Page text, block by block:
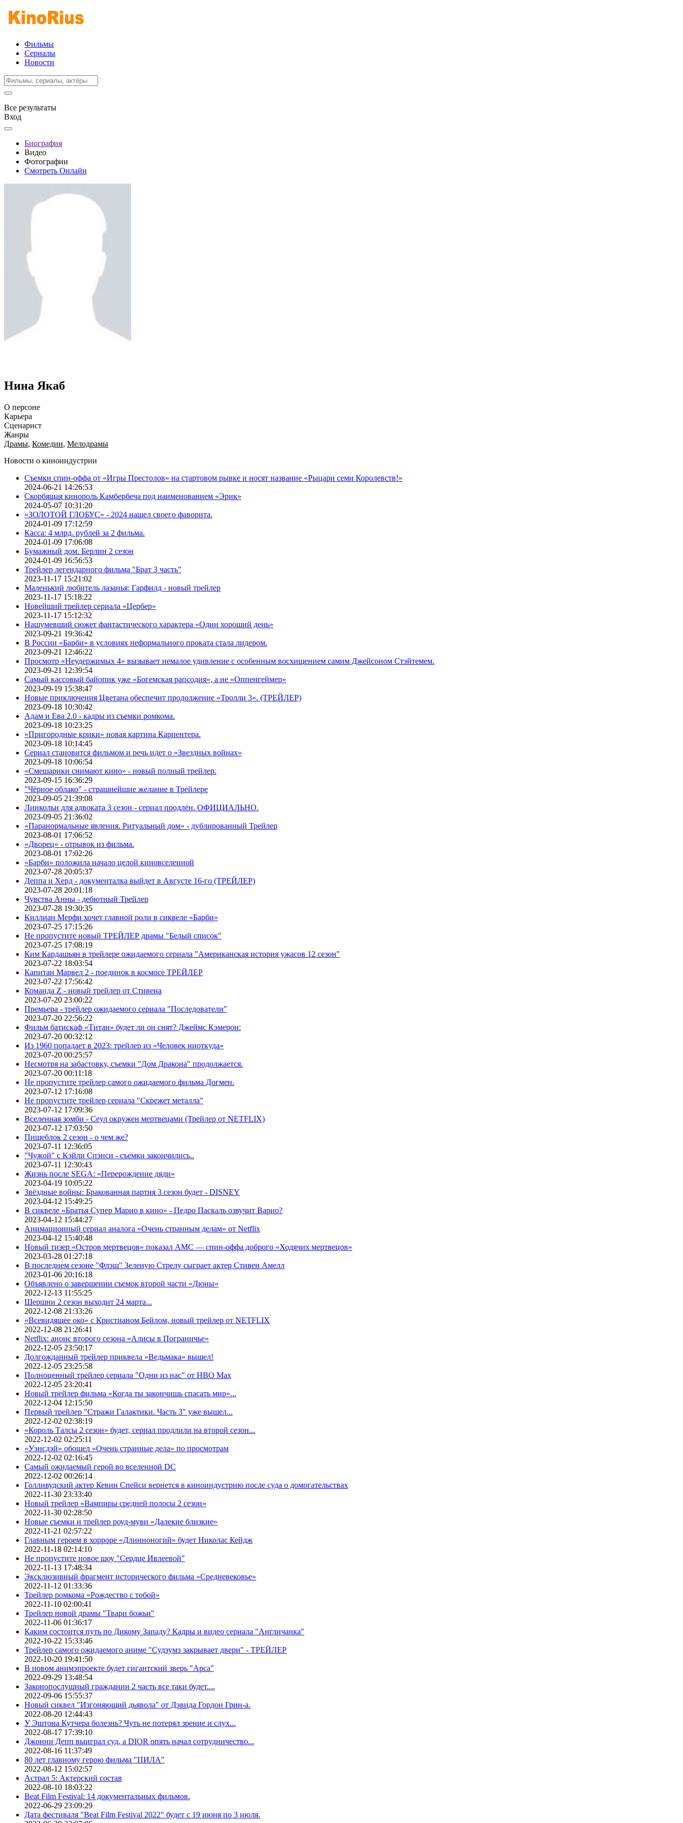
Фильмы
Сериалы
Новости
Все результаты
Вход
Биография
Видео
Фотографии
Смотреть Онлайн
Нина Якаб
О персоне
Карьера
Сценарист
Жанры
Драмы, Комедии, Мелодрамы
Новости о киноиндустрии
Съемки спин-оффа от «Игры Престолов» на стартовом рывке и носят название «Рыцари семи Королевств!»
2024-06-21 14:26:53
Скорбящая кинороль Камбербеча под наименованием «Эрик»
2024-05-07 10:31:20
«ЗОЛОТОЙ ГЛОБУС» - 2024 нашел своего фаворита.
2024-01-09 17:12:59
Касса: 4 млрд. рублей за 2 фильма.
2024-01-09 17:06:08
Бумажный дом. Берлин 2 сезон
2024-01-09 16:56:53
Трейлер легендарного фильма "Брат 3 часть"
2023-11-17 15:21:02
Маленький любитель лазанья: Гарфилд - новый трейлер
2023-11-17 15:18:22
Новейший трейлер сериала «Цербер»
2023-11-17 15:12:32
Нашумевший сюжет фантастического характера «Один хороший день»
2023-09-21 19:36:42
В России «Барби» в условиях неформального проката стала лидером.
2023-09-21 12:46:22
Просмотр «Неудержимых 4» вызывает немалое удивление с особенным восхищением самим Джейсоном Стэйтемем.
2023-09-21 12:39:54
Самый кассовый байопик уже «Богемская рапсодия», а не «Оппенгеймер»
2023-09-19 15:38:47
Новые приключения Цветана обеспечит продолжение «Тролли 3». (ТРЕЙЛЕР)
2023-09-18 10:30:42
Адам и Ева 2.0 - кадры из съемки ромкома.
2023-09-18 10:23:25
«Пригородные крики» новая картина Карпентера.
2023-09-18 10:14:45
Сериал становится фильмом и речь идет о «Звездных войнах»
2023-09-18 10:06:54
«Смешарики снимают кино» - новый полный трейлер.
2023-09-15 16:36:29
"Чёрное облако" - страшнейшие желание в Трейлере
2023-09-05 21:39:08
Линкольн для адвоката 3 сезон - сериал продлён. ОФИЦИАЛЬНО.
2023-09-05 21:36:02
«Паранормальные явления. Ритуальный дом» - дублированный Трейлер
2023-08-01 17:06:52
«Дворец» - отрывок из фильма.
2023-08-01 17:02:26
«Барби» положила начало целой киновселенной
2023-07-28 20:05:37
Деппа и Херд - документалка выйдет в Августе 16-го (ТРЕЙЛЕР)
2023-07-28 20:01:18
Чувства Анны - дебютный Трейлер
2023-07-28 19:30:35
Киллиан Мерфи хочет главной роли в сиквеле «Барби»
2023-07-25 17:15:26
Не пропустите новый ТРЕЙЛЕР драмы "Белый список"
2023-07-25 17:08:19
Ким Кардашьян в трейлере ожидаемого сериала "Американская история ужасов 12 сезон"
2023-07-22 18:03:54
Капитан Марвел 2 - поединок в космосе ТРЕЙЛЕР
2023-07-22 17:56:42
Команда Z - новый трейлер от Стивена
2023-07-20 23:00:22
Премьера - трейлер ожидаемого сериала "Последователи"
2023-07-20 22:56:22
Фильм батискаф «Титан» будет ли он снят? Джеймс Кэмерон:
2023-07-20 00:32:12
Из 1960 попадает в 2023: трейлер из «Человек ниоткуда»
2023-07-20 00:25:57
Несмотря на забастовку, съемки "Дом Дракона" продолжается.
2023-07-20 00:11:18
Не пропустите трейлер самого ожидаемого фильма Догмен.
2023-07-12 17:16:08
Не пропустите трейлер сериала "Скрежет металла"
2023-07-12 17:09:36
Вселенная зомби - Сеул окружен мертвецами (Трейлер от NETFLIX)
2023-07-12 17:03:50
Пищеблок 2 сезон - о чем же?
2023-07-11 12:36:05
"Чужой" с Кэйли Спэнси - съемки закончились..
2023-07-11 12:30:43
Жизнь после SEGA: «Перерождение дяди»
2023-04-19 10:05:22
Звёздные войны: Бракованная партия 3 сезон будет - DISNEY
2023-04-12 15:49:25
В сиквеле «Братья Супер Марио в кино» - Педро Паскаль озвучит Варио?
2023-04-12 15:44:27
Анимационный сериал аналога «Очень странным делам» от Netflix
2023-04-12 15:40:48
Новый тизер «Остров мертвецов» показал АМС — спин-оффа доброго «Ходячих мертвецов»
2023-03-28 01:27:18
В последнем сезоне "Флэш" Зеленую Стрелу сыграет актер Стивен Амелл
2023-01-06 20:16:18
Объявлено о завершении съемок второй части «Дюны»
2022-12-13 11:55:25
Шершни 2 сезон выходит 24 марта...
2022-12-08 21:33:26
«Всевидящее око» с Кристианом Бейлом, новый трейлер от NETFLIX
2022-12-08 21:26:41
Netflix: анонс второго сезона «Алисы в Пограничье»
2022-12-05 23:50:17
Долгожданный трейлер приквела «Ведьмака» вышел!
2022-12-05 23:25:58
Полноценный трейлер сериала "Одни из нас" от HBO Max
2022-12-05 23:20:41
Новый трейлер фильма «Когда ты закончишь спасать мир»...
2022-12-04 12:15:50
Первый трейлер "Стражи Галактики. Часть 3" уже вышел...
2022-12-02 02:38:19
«Король Талсы 2 сезон» будет, сериал продлили на второй сезон...
2022-12-02 02:25:11
«Уэнсдэй» обошел «Очень странные дела» по просмотрам
2022-12-02 02:16:45
Самый ожидаемый герой во вселенной DC
2022-12-02 00:26:14
Голливудский актер Кевин Спейси вернется в киноиндустрию после суда о домогательствах
2022-11-30 23:33:40
Новый трейлер «Вампиры средней полосы 2 сезон»
2022-11-30 02:28:50
Новые съемки и трейлер роуд-муви «Далекие близкие»
2022-11-21 02:57:22
Главным героем в хорроре «Длинноногий» будет Николас Кейдж
2022-11-18 02:14:10
Не пропустите новое шоу "Сердце Ивлеевой"
2022-11-13 17:48:34
Эксклюзивный фрагмент исторического фильма «Средневековье»
2022-11-12 01:33:36
Трейлер ромкома «Рождество с тобой»
2022-11-10 02:00:41
Трейлер новой драмы "Твари божьи"
2022-11-06 01:36:17
Каким состоится путь по Дикому Западу? Кадры и видео сериала "Англичанка"
2022-10-22 15:33:46
Трейлер самого ожидаемого аниме "Судзумэ закрывает двери" - ТРЕЙЛЕР
2022-10-20 19:41:50
В новом анимэпроекте будет гигантский зверь "Арса"
2022-09-29 13:48:54
Законопослушный гражданин 2 часть все таки будет....
2022-09-06 15:55:37
Новый сиквел "Изгоняющий дьявола" от Дэвида Гордон Грин-а.
2022-08-20 12:44:43
У Эштона Кутчера болезнь? Чуть не потерял зрение и слух...
2022-08-17 17:39:10
Джонни Депп выиграл суд, а DIOR опять начал сотрудничество...
2022-08-16 11:37:49
80 лет главному герою фильма "ПИЛА"
2022-08-12 15:02:57
Астрал 5: Актерский состав
2022-08-10 18:03:22
Beat Film Festival: 14 документальных фильмов.
2022-06-29 23:09:29
Дата фестиваля "Beat Film Festival 2022" будет с 19 июня по 3 июля.